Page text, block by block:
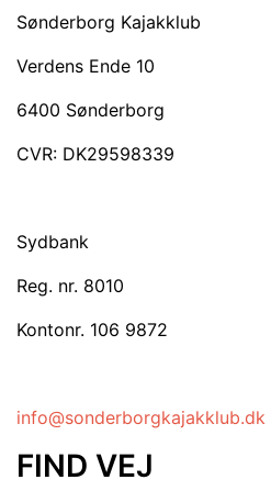
Sønderborg Kajakklub
Verdens Ende 10
6400 Sønderborg
CVR: DK29598339
Sydbank
Reg. nr. 8010
Kontonr. 106 9872
info@sonderborgkajakklub.dk
FIND VEJ